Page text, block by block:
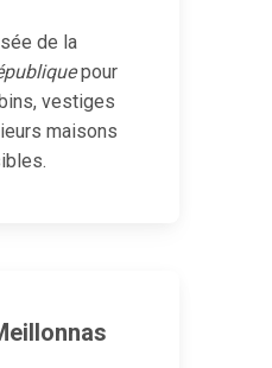
de la
pour
, vestiges
maisons